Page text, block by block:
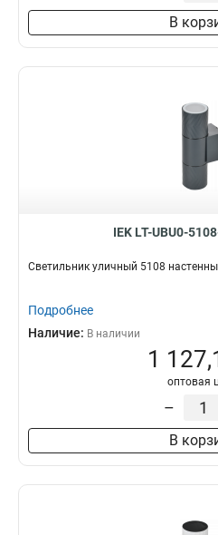
В
IEK LT-UBU0-
Светильник уличный 5108
Подробнее
Наличие: В наличии
1
оптовая
–
В